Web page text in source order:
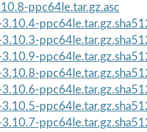
ppc64le.tar.gz.asc